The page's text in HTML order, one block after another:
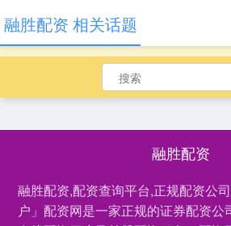
融胜配资
融胜配资,配资查询平台,正规配资公
户」配资网是一家正规的证券配资公
融胜配资 相关话题